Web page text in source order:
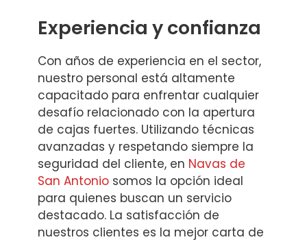
Experiencia y confianza
Con años de experiencia en el sector,
nuestro personal está altamente
capacitado para enfrentar cualquier
desafío relacionado con la apertura
de cajas fuertes. Utilizando técnicas
avanzadas y respetando siempre la
seguridad del cliente, en Navas de
San Antonio somos la opción ideal
para quienes buscan un servicio
destacado. La satisfacción de
nuestros clientes es la mejor carta de